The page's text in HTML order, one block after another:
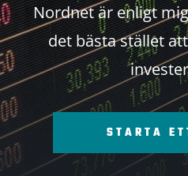
Nordnet är enligt
det bästa stället
STARTA